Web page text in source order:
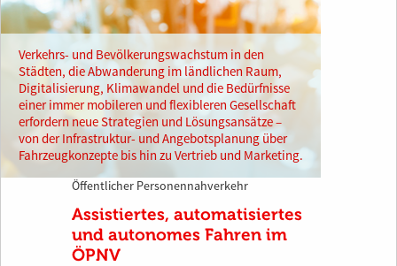
Verkehrs- und Bevölkerungswachstum in den
Städten, die Abwanderung im ländlichen Raum,
Digitalisierung, Klimawandel und die Bedürfnisse
einer immer mobileren und flexibleren Gesellschaft
erfordern neue Strategien und Lösungsansätze –
von der Infrastruktur- und Angebotsplanung über
Fahrzeugkonzepte bis hin zu Vertrieb und Marketing.
Öffentlicher Personennahverkehr
Assistiertes, automatisiertes
und autonomes Fahren im
ÖPNV